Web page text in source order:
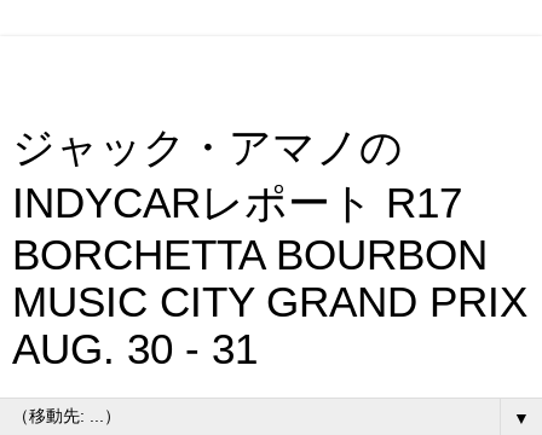
ジャック・アマノの
INDYCARレポート R17
BORCHETTA BOURBON
MUSIC CITY GRAND PRIX
AUG. 30 - 31
▼